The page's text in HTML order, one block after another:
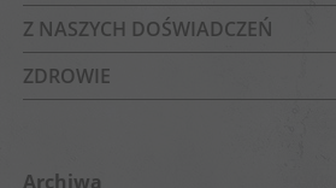
Z NASZYCH DOŚWIADCZEŃ
ZDROWIE
Archiwa